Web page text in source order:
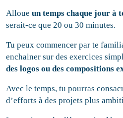
Alloueun temps chaque jour à
serait-ce que 20 ou 30 minutes.
Tu peux commencer par te
enchainer sur des exercices
des logos ou des compositions
Avec le temps, tu pourras
d’efforts à des projets plus